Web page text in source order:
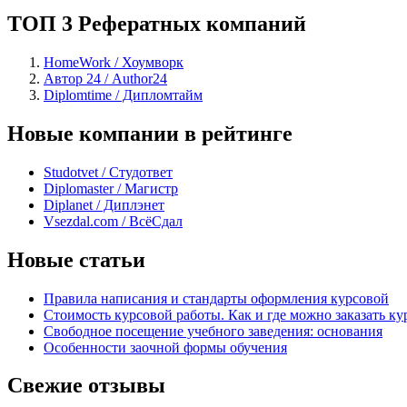
ТОП 3 Рефератных компаний
HomeWork / Хоумворк
Автор 24 / Author24
Diplomtime / Дипломтайм
Новые компании в рейтинге
Studotvet / Студответ
Diplomaster / Магистр
Diplanet / Диплэнет
Vsezdal.com / ВсёСдал
Новые статьи
Правила написания и стандарты оформления курсовой
Стоимость курсовой работы. Как и где можно заказать
Свободное посещение учебного заведения: основания
Особенности заочной формы обучения
Свежие отзывы